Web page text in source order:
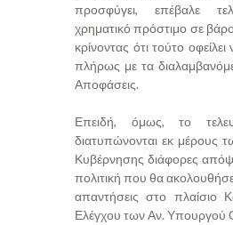
προσφύγει, επέβαλε
χρηματικό πρόστιμο σε
κρίνοντας ότι τούτο
πλήρως με τα
Αποφάσεις.
Επειδή, όμως, το
διατυπώνονται εκ μέρους
Κυβέρνησης διάφορες
πολιτική που θα
απαντήσεις στο πλαίσιο
Ελέγχου των Αν. Υπουργού